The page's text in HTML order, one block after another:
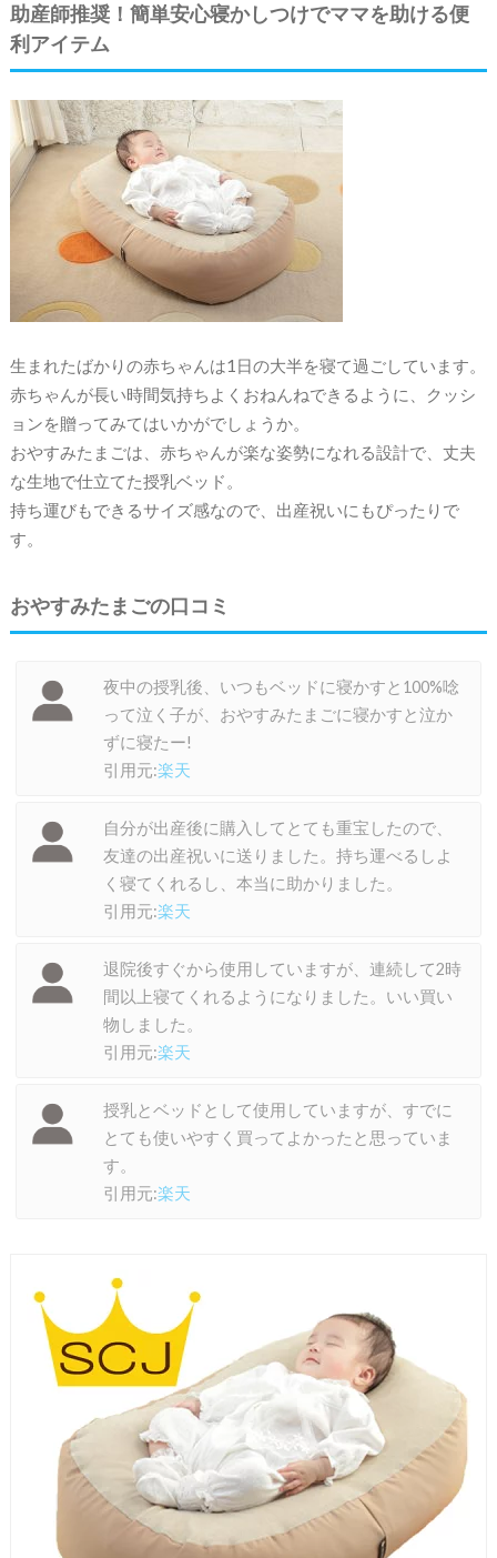
助産師推奨！簡単安心寝かしつけでママを助ける便
利アイテム
生まれたばかりの赤ちゃんは1日の大半を寝て過ごしています。
赤ちゃんが長い時間気持ちよくおねんねできるように、クッシ
ョンを贈ってみてはいかがでしょうか。
おやすみたまごは、赤ちゃんが楽な姿勢になれる設計で、丈夫
な生地で仕立てた授乳ベッド。
持ち運びもできるサイズ感なので、出産祝いにもぴったりで
す。
おやすみたまごの口コミ
夜中の授乳後、いつもベッドに寝かすと100%唸
って泣く子が、おやすみたまごに寝かすと泣か
ずに寝たー!
引用元:楽天
自分が出産後に購入してとても重宝したので、
友達の出産祝いに送りました。持ち運べるしよ
く寝てくれるし、本当に助かりました。
引用元:楽天
退院後すぐから使用していますが、連続して2時
間以上寝てくれるようになりました。いい買い
物しました。
引用元:楽天
授乳とベッドとして使用していますが、すでに
とても使いやすく買ってよかったと思っていま
す。
引用元:楽天